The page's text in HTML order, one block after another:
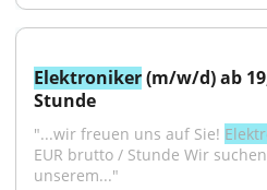
Elektroniker (m/w/d) ab
Stunde
"...wir freuen uns auf Sie!
EUR brutto / Stunde Wir
unserem..."